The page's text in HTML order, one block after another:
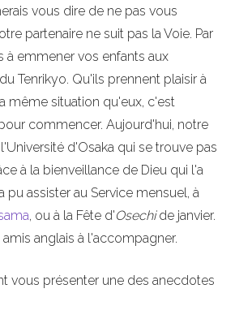
vous dire de ne pas vous
partenaire ne suit pas la Voie. Par
à emmener vos enfants aux
Tenrikyo. Qu'ils prennent plaisir à
même situation qu'eux, c'est
commencer. Aujourd'hui, notre
d'Osaka qui se trouve pas
à la bienveillance de Dieu qui l'a
pu assister au Service mensuel, à
, ou à la Fête d'Osechide janvier.
anglais à l'accompagner.
vous présenter une des anecdotes